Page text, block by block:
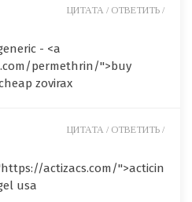
- <a
permethrin/">buy
zovirax
ЦИТАТА / ОТВЕТИТЬ /
actizacs.com/">acticin
usa
ЦИТАТА / ОТВЕТИТЬ /